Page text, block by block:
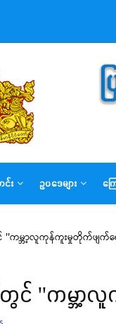
း ဥပဒေများ က
မ္ဘာ့လူကုန်ကူးမှုတိုက်ဖျက်ရေး
''ကမ္ဘာ့လူ